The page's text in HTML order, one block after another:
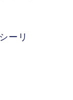
ーリ